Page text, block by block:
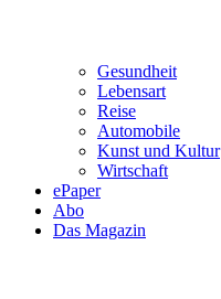
Gesundheit
Lebensart
Reise
Automobile
Kunst und Kultur
Wirtschaft
ePaper
Abo
Das Magazin